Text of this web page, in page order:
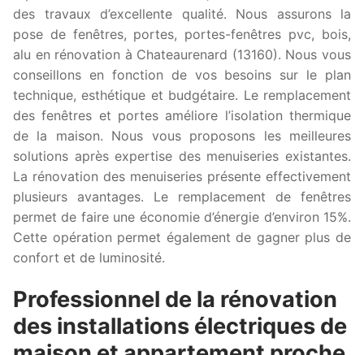
des travaux d’excellente qualité. Nous assurons la
pose de fenêtres, portes, portes-fenêtres pvc, bois,
alu en rénovation à Chateaurenard (13160). Nous vous
conseillons en fonction de vos besoins sur le plan
technique, esthétique et budgétaire. Le remplacement
des fenêtres et portes améliore l’isolation thermique
de la maison. Nous vous proposons les meilleures
solutions après expertise des menuiseries existantes.
La rénovation des menuiseries présente effectivement
plusieurs avantages. Le remplacement de fenêtres
permet de faire une économie d’énergie d’environ 15%.
Cette opération permet également de gagner plus de
confort et de luminosité.
Professionnel de la rénovation
des installations électriques de